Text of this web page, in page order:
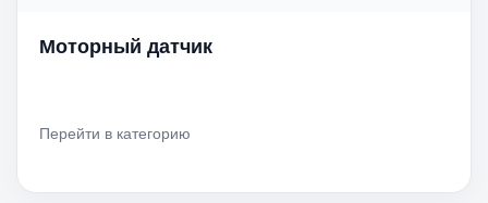
Моторный датчик
Перейти в категорию